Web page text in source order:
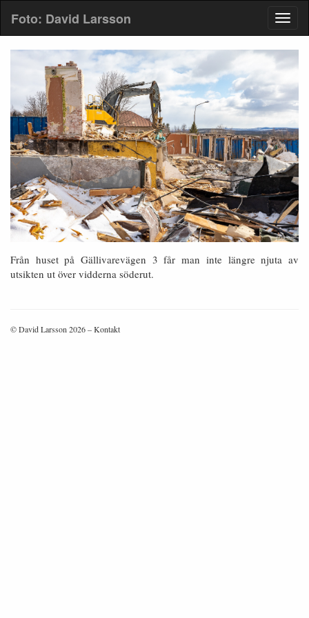
Foto: David Larsson
Från huset på Gällivarevägen 3 får man inte längre njuta av
utsikten ut över vidderna söderut.
© David Larsson 2026 –Kontakt